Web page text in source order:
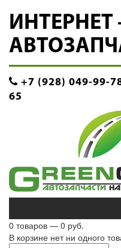
ИНТЕРНЕТ
+7 (928) 049-99-
65
0 товаров — 0 руб.
В корзине нет ни одного